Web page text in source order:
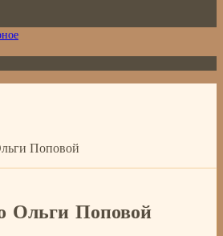
Поповой
Ольги Поповой